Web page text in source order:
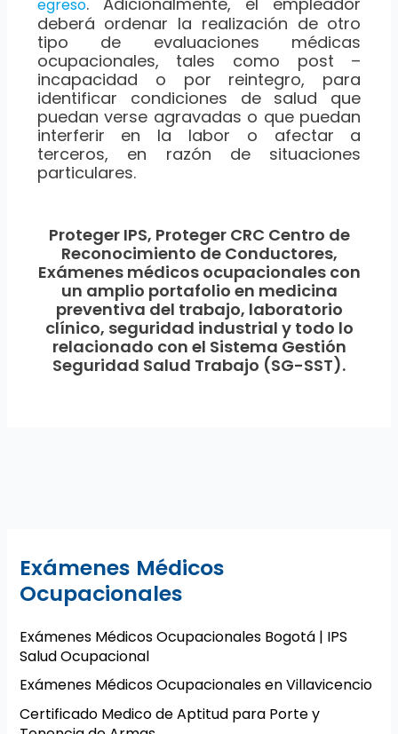
Exámenes Médicos
Ocupacionales
Exámenes Médicos Ocupacionales Bogotá | IPS
Salud Ocupacional
Exámenes Médicos Ocupacionales en Villavicencio
Certificado Medico de Aptitud para Porte y
egreso
deberá ordenar la realización de otro
tipo de evaluaciones médicas
ocupacionales, tales como post –
incapacidad o por reintegro, para
identificar condiciones de salud que
puedan verse agravadas o que puedan
interferir en la labor o afectar a
terceros, en razón de situaciones
particulares.
Proteger IPS, Proteger CRC Centro de
Reconocimiento de Conductores,
Exámenes médicos ocupacionales con
un amplio portafolio en medicina
preventiva del trabajo, laboratorio
clínico, seguridad industrial y todo lo
relacionado con el Sistema Gestión
Seguridad Salud Trabajo (SG-SST).